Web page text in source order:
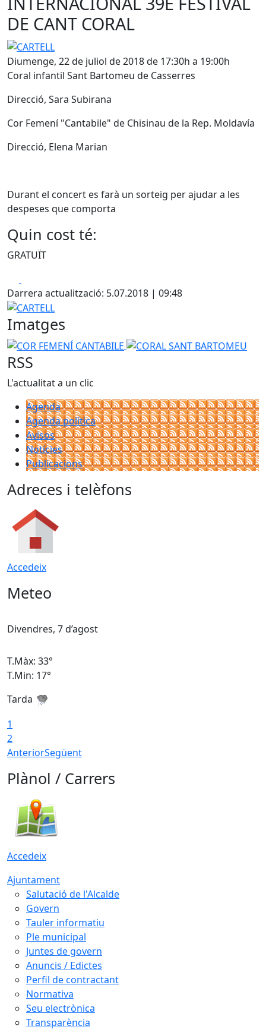
DE CANT CORAL
CARTELL
Diumenge, 22 de juliol de 2018 de 17:30h a 19:00h
Coral infantil Sant Bartomeu de Casserres
Direcció, Sara Subirana
Cor Femení "Cantabile" de Chisinau de la Rep. Moldavía
Direcció, Elena Marian
Durant el concert es farà un sorteig per ajudar a les
despeses que comporta
Quin cost té:
GRATUÏT
Darrera actualització: 5.07.2018 | 09:48
CARTELL
Imatges
COR FEMENÍ CANTABILE CORAL SANT BARTOMEU
RSS
L'actualitat a un clic
Agenda
Agenda política
Avisos
Notícies
Publicacions
Adreces i telèfons
Accedeix
Meteo
Divendres, 7 d’agost
T.Màx: 33°
T.Min: 17°
Tarda
1
2
AnteriorSegüent
Plànol / Carrers
Accedeix
Ajuntament
Salutació de l'Alcalde
Govern
Tauler informatiu
Ple municipal
Juntes de govern
Anuncis / Edictes
Perfil de contractant
Normativa
Seu electrònica
Transparència